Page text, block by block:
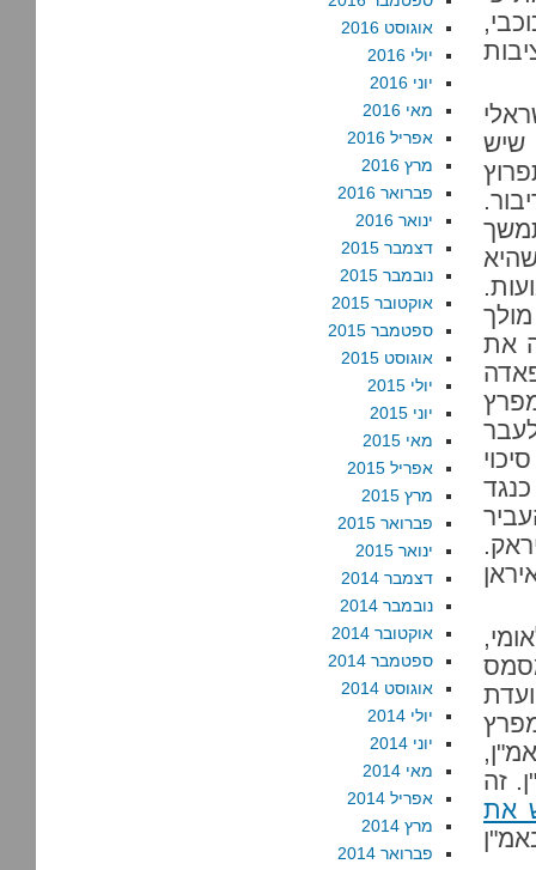
שיש
תפרוץ
את
ועדת
זה
את
אוגוסט 2016
יולי 2016
יוני 2016
מאי 2016
אפריל 2016
מרץ 2016
פברואר 2016
ינואר 2016
דצמבר 2015
נובמבר 2015
אוקטובר 2015
ספטמבר 2015
אוגוסט 2015
יולי 2015
יוני 2015
מאי 2015
אפריל 2015
מרץ 2015
פברואר 2015
ינואר 2015
דצמבר 2014
נובמבר 2014
אוקטובר 2014
ספטמבר 2014
אוגוסט 2014
יולי 2014
יוני 2014
מאי 2014
אפריל 2014
מרץ 2014
פברואר 2014